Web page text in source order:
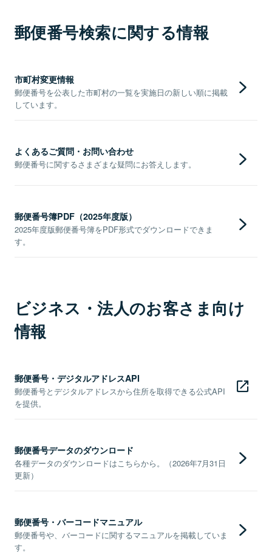
郵便番号検索に関する情報
市町村変更情報
郵便番号を公表した市町村の一覧を実施日の新しい順に掲載
しています。
よくあるご質問・お問い合わせ
郵便番号に関するさまざまな疑問にお答えします。
郵便番号簿PDF（2025年度版）
2025年度版郵便番号簿をPDF形式でダウンロードできま
す。
ビジネス・法人のお客さま向け
情報
郵便番号・デジタルアドレスAPI
郵便番号とデジタルアドレスから住所を取得できる公式API
を提供。
郵便番号データのダウンロード
各種データのダウンロードはこちらから。（2026年7月31日
更新）
郵便番号・バーコードマニュアル
郵便番号や、バーコードに関するマニュアルを掲載していま
す。